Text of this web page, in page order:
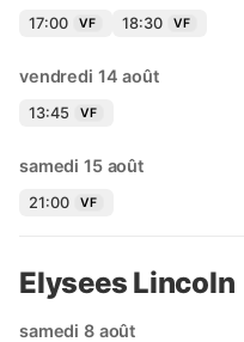
17:00 VF 18:30 VF
vendredi 14 août
13:45 VF
samedi 15 août
21:00 VF
Elysees Lincoln
samedi 8 août